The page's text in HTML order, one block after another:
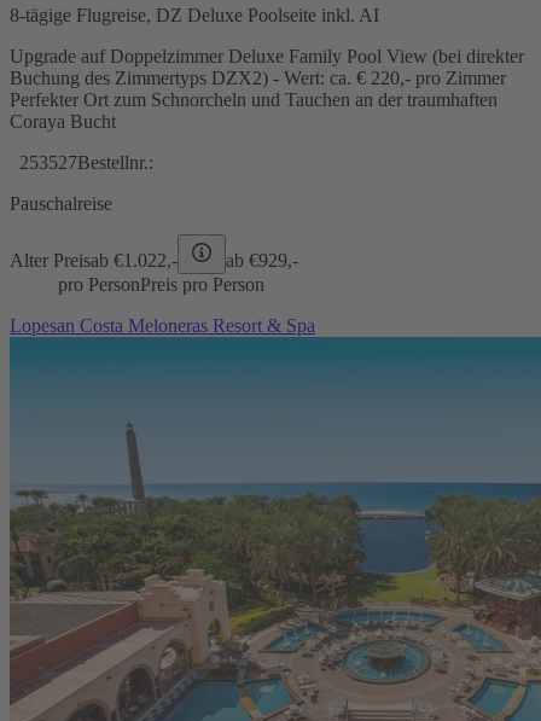
8-tägige Flugreise, DZ Deluxe Poolseite inkl. AI
Upgrade auf Doppelzimmer Deluxe Family Pool View (bei direkter
Buchung des Zimmertyps DZX2) - Wert: ca. € 220,- pro Zimmer
Perfekter Ort zum Schnorcheln und Tauchen an der traumhaften
Coraya Bucht
253527Bestellnr.:
Pauschalreise
Alter Preisab €1.022,- ab €929,-
pro PersonPreis pro Person
Lopesan Costa Meloneras Resort & Spa